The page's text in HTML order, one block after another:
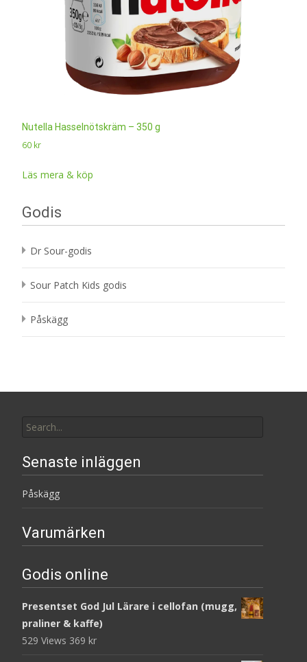
Nutella Hasselnötskräm – 350 g
60 kr
Läs mera & köp
Godis
Dr Sour-godis
Sour Patch Kids godis
Påskägg
for:
Senaste inläggen
Påskägg
Varumärken
Godis online
Presentset God Jul Lärare i cellofan (mugg,
praliner & kaffe)
529 Views 369 kr